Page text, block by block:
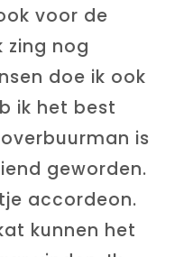
voor de
zing nog
doe ik ook
ik het best
is
geworden.
accordeon.
kunnen het